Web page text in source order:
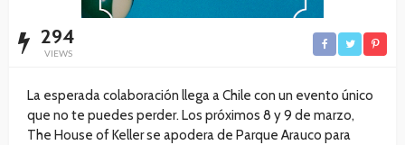
294
VIEWS
La esperada colaboración llega a Chile con un evento único
que no te puedes perder. Los próximos 8 y 9 de marzo,
The House of Keller se apodera de Parque Arauco para